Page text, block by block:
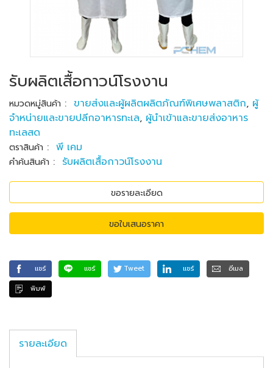
รับผลิตเสื้อกาวน์โรงงาน
หมวดหมู่สินค้า : ขายส่งและผู้ผลิตผลิตภัณฑ์พิเศษพลาสติก, ผู้
จำหน่ายและขายปลีกอาหารทะเล, ผู้นำเข้าและขายส่งอาหาร
ทะเลสด
ตราสินค้า : พี เคม
คำค้นสินค้า : รับผลิตเสื้อกาวน์โรงงาน
ขอรายละเอียด
ขอใบเสนอราคา
แชร์ แชร์ Tweet แชร์
อีเมล
พิมพ์
รายละเอียด